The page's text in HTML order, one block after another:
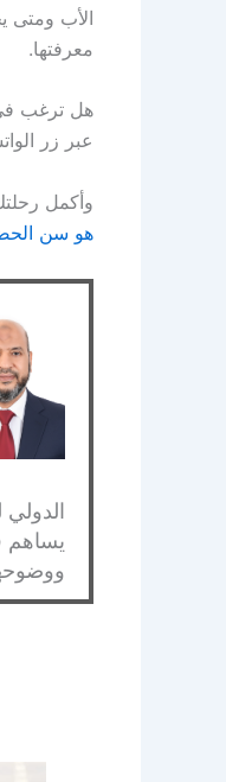
الأب ومتى
معرفتها.
هل ترغب
عبر زر
وأكمل
هو سن
يساهم